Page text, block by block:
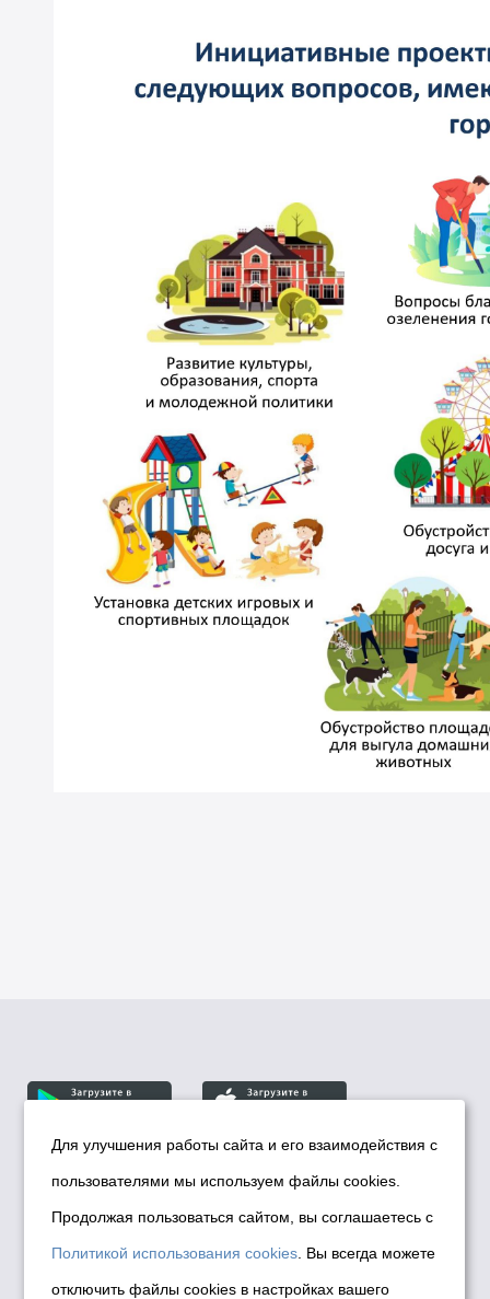
© Департамент информационной политики мэрии
города Новосибирска, 2026
Политика использования Cookies
Политика по обработке персональных
Для улучшения работы сайта и его взаимодействия с
пользователями мы используем файлы cookies.
Продолжая пользоваться сайтом, вы соглашаетесь с
Политикой использования cookies . Вы всегда можете
отключить файлы cookies в настройках вашего